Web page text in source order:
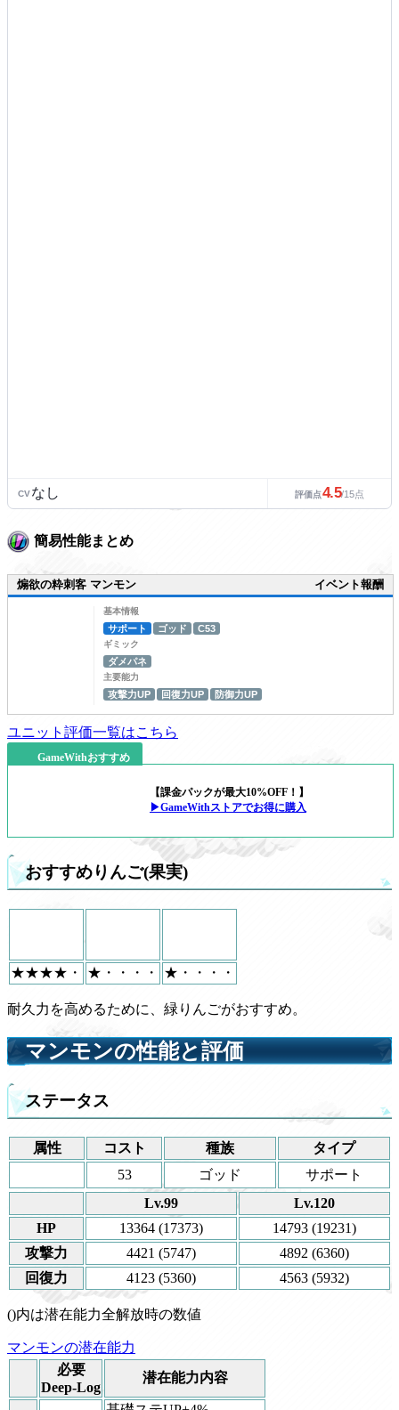
CVなし 評価点4.5/15点
簡易性能まとめ
煽欲の粋刺客 マンモン イベント報酬
基本情報
サポート ゴッド C53
ギミック
ダメパネ
主要能力
攻撃力UP 回復力UP 防御力UP
ユニット評価一覧はこちら
GameWithおすすめ
【課金パックが最大10%OFF！】
▶GameWithストアでお得に購入
おすすめりんご(果実)
★★★★・ ★・・・・ ★・・・・
耐久力を高めるために、緑りんごがおすすめ。
マンモンの性能と評価
ステータス
属性 コスト 種族
タイプ
53
ゴッド
サポート
Lv.99
Lv.120
HP
13364 (17373)
14793 (19231)
攻撃力
4421 (5747)
4892 (6360)
回復力
4123 (5360) 4563 (5932)
()内は潜在能力全解放時の数値
マンモンの潜在能力
必要
Deep-Log
潜在能力内容